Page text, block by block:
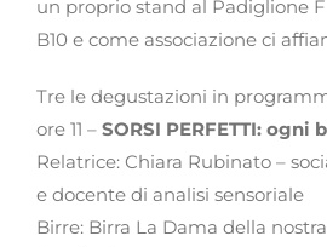
un proprio stand al Padiglione
B10 e come associazione ci
Tre le degustazioni in
ore 11 – SORSI PERFETTI:
Relatrice: Chiara Rubinato –
e docente di analisi sensoriale
Birre: Birra La Dama della